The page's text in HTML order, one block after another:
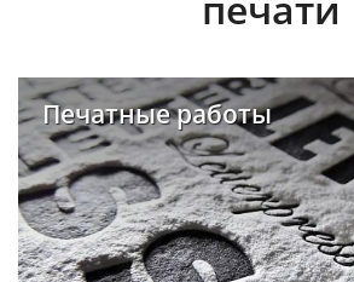
Печатные работы